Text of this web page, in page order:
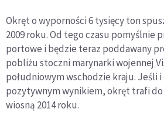
Okręt o wyporności 6 tysięcy ton
2009 roku. Od tego czasu pomyślnie
portowe i będzie teraz poddawany
pobliżu stoczni marynarki wojennej
południowym wschodzie kraju. Jeśli i
pozytywnym wynikiem, okręt trafi
wiosną 2014 roku.